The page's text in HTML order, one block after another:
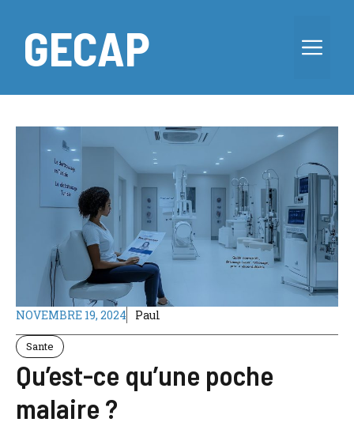
contenuGECAP
NOVEMBRE 19, 2024 Paul
Sante
Qu’est-ce qu’une poche
malaire ?